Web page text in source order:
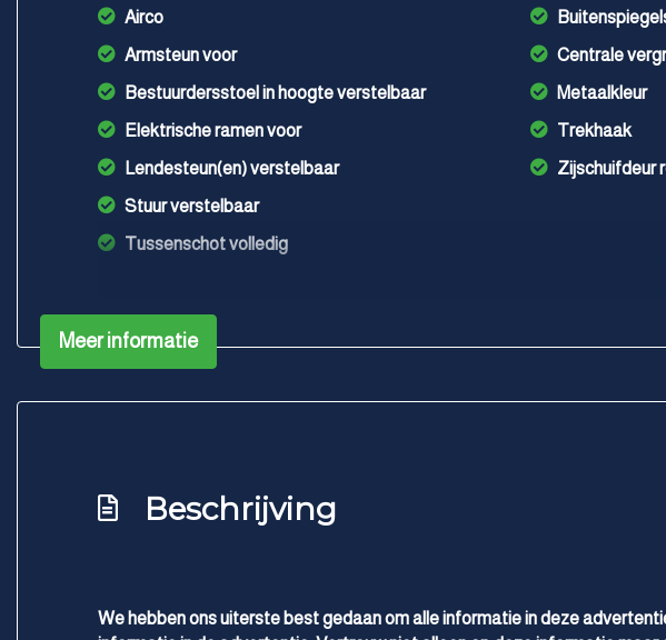
Airco
Armsteun voor
Bestuurdersstoel in hoogte verstelbaar
Elektrische ramen voor
Lendesteun(en) verstelbaar
Stuur verstelbaar
Tussenschot volledig
Centrale
Metaalkleur
Trekhaak
Zijschuifdeur
Meer informatie
Beschrijving
We hebben ons uiterste best gedaan om alle informatie in deze